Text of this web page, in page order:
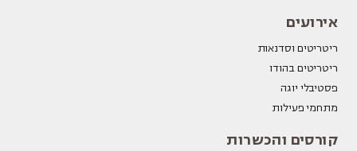
אירועים
ריטריטים וסדנאות
ריטריטים בהודו
פסטיבלי יוגה
מתחמי פעילות
קורסים והכשרות